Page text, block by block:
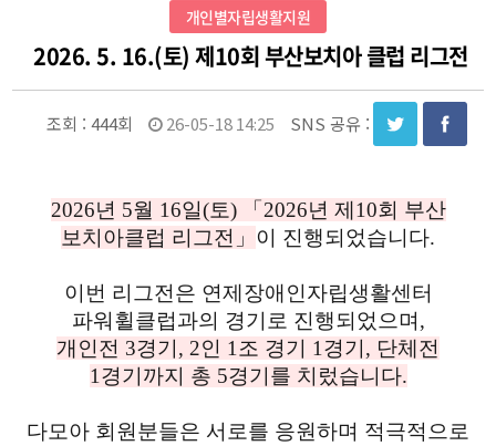
개인별자립생활지원
2026. 5. 16.(토) 제10회 부산보치아 클럽 리그전
조회 : 444회 26-05-18 14:25 SNS 공유 :
2026년 5월 16일(토) 「2026년 제10회 부산
보치아클럽 리그전」 이 진행되었습니다.
이번 리그전은 연제장애인자립생활센터
파워휠클럽과의 경기로 진행되었으며,
개인전 3경기, 2인 1조 경기 1경기, 단체전
1경기까지 총 5경기를 치렀습니다.
다모아 회원분들은 서로를 응원하며 적극적으로